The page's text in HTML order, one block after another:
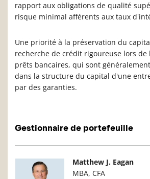
rapport aux obligations de qualité
risque minimal afférents aux taux
Une priorité à la préservation du
recherche de crédit rigoureuse lors de
prêts bancaires, qui sont
dans la structure du capital d'une
par des garanties.
Gestionnaire de portefeuille
Photo du gestionnaire de
Matthew J. Eagan
MBA, CFA